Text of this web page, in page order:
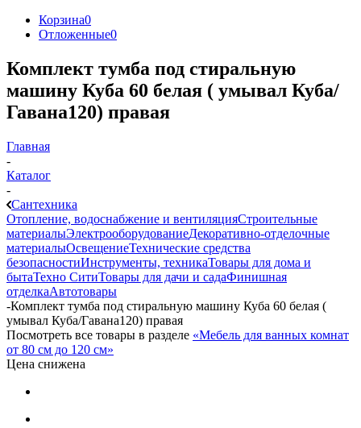
Корзина0
Отложенные0
Комплект тумба под стиральную
машину Куба 60 белая ( умывал Куба/
Гавана120) правая
Главная
-
Каталог
-
Сантехника
Отопление, водоснабжение и вентиляцияСтроительные
материалыЭлектрооборудованиеДекоративно-отделочные
материалыОсвещениеТехнические средства
безопасностиИнструменты, техникаТовары для дома и
бытаТехно СитиТовары для дачи и садаФинишная
отделкаАвтотовары
-Комплект тумба под стиральную машину Куба 60 белая (
умывал Куба/Гавана120) правая
Посмотреть все товары в разделе «Мебель для ванных комнат
от 80 см до 120 см»
Цена снижена